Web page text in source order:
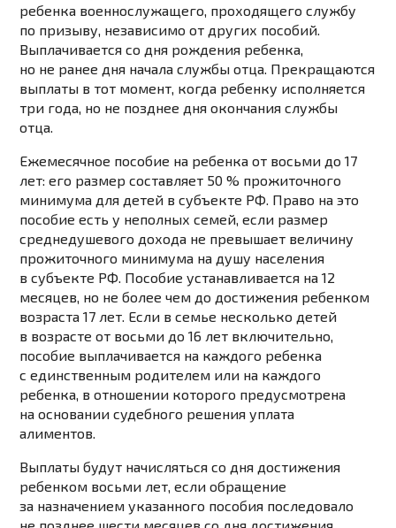
ребенка военнослужащего, проходящего службу
по призыву, независимо от других пособий.
Выплачивается со дня рождения ребенка,
но не ранее дня начала службы отца. Прекращаются
выплаты в тот момент, когда ребенку исполняется
три года, но не позднее дня окончания службы
отца.
Ежемесячное пособие на ребенка от восьми до 17
лет:его размер составляет 50 % прожиточного
минимума для детей в субъекте РФ. Право на это
пособие есть у неполных семей, если размер
среднедушевого дохода не превышает величину
прожиточного минимума на душу населения
в субъекте РФ. Пособие устанавливается на 12
месяцев, но не более чем до достижения ребенком
возраста 17 лет. Если в семье несколько детей
в возрасте от восьми до 16 лет включительно,
пособие выплачивается на каждого ребенка
с единственным родителем или на каждого
ребенка, в отношении которого предусмотрена
на основании судебного решения уплата
алиментов.
Выплаты будут начисляться со дня достижения
ребенком восьми лет, если обращение
за назначением указанного пособия последовало